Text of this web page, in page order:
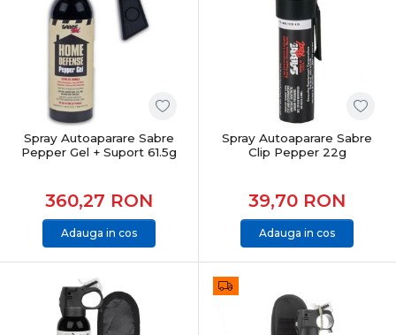
Spray Autoaparare Sabre
Pepper Gel + Suport 61.5g
360,27 RON
Adauga in cos
Spray Autoaparare Sabre
Clip Pepper 22g
39,70 RON
Adauga in cos